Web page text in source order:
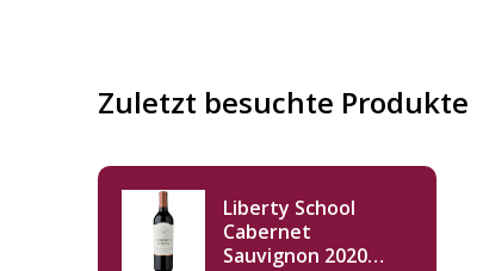
Zuletzt besuchte Produkte
Liberty School
Cabernet
Sauvignon 2020